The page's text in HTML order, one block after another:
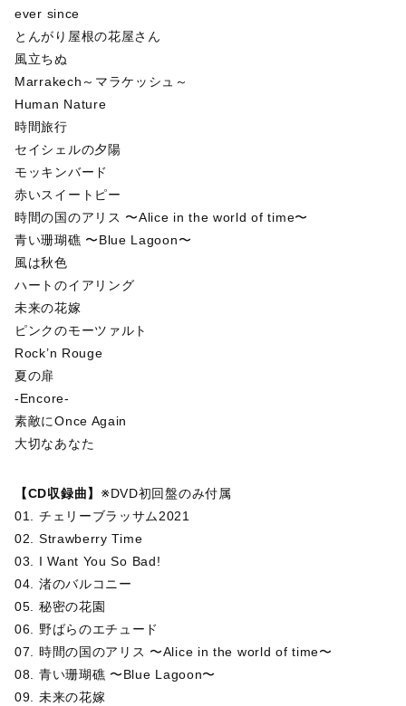
ever since
とんがり屋根の花屋さん
風立ちぬ
Marrakech～マラケッシュ～
Human Nature
時間旅行
セイシェルの夕陽
モッキンバード
赤いスイートピー
時間の国のアリス 〜Alice in the world of time〜
青い珊瑚礁 〜Blue Lagoon〜
風は秋色
ハートのイアリング
未来の花嫁
ピンクのモーツァルト
Rock’n Rouge
夏の扉
-Encore-
素敵にOnce Again
大切なあなた
【CD収録曲】 ※DVD初回盤のみ付属
01. チェリーブラッサム2021
02. Strawberry Time
03. I Want You So Bad!
04. 渚のバルコニー
05. 秘密の花園
06. 野ばらのエチュード
07. 時間の国のアリス 〜Alice in the world of time〜
08. 青い珊瑚礁 〜Blue Lagoon〜
09. 未来の花嫁